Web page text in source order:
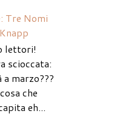
Tre Nomi
lettori!
scioccata:
marzo???
che
eh...